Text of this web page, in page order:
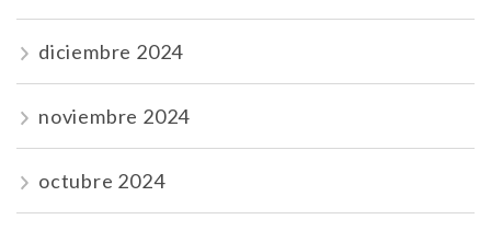
diciembre 2024
noviembre 2024
octubre 2024